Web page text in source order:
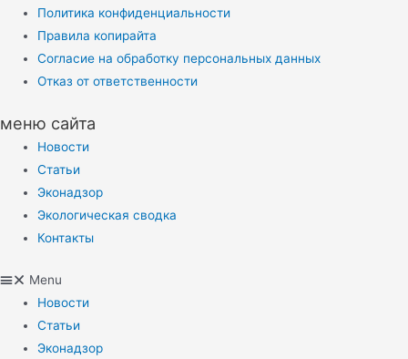
Политика конфиденциальности
Правила копирайта
Согласие на обработку персональных данных
Отказ от ответственности
меню сайта
Новости
Статьи
Эконадзор
Экологическая сводка
Контакты
Menu
Новости
Статьи
Эконадзор